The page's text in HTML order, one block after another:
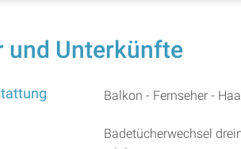
und Unterkünfte
Balkon - Fernseher -
Badetücherwechsel